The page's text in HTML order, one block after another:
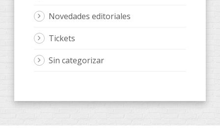
Novedades editoriales
Tickets
Sin categorizar